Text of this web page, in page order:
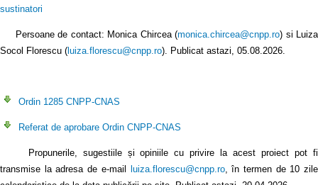
sustinatori
Persoane de contact: Monica Chircea (monica.chircea@cnpp.ro) si Luiza
Socol Florescu ( luiza.florescu@cnpp.ro). Publicat astazi, 05.08.2026.
Ordin 1285 CNPP-CNAS
Referat de aprobare Ordin CNPP-CNAS
Propunerile, sugestiile și opiniile cu privire la acest proiect pot fi
transmise la adresa de e-mail
luiza.florescu@cnpp.ro, în termen de 10 zile